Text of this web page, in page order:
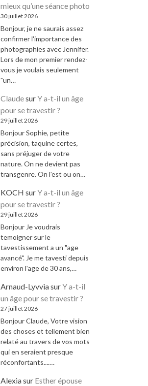
mieux qu’une séance photo
30 juillet 2026
Bonjour, je ne saurais assez
confirmer l'importance des
photographies avec Jennifer.
Lors de mon premier rendez-
vous je voulais seulement
"un…
ClaudesurY a-t-il un âge
pour se travestir ?
29 juillet 2026
Bonjour Sophie, petite
précision, taquine certes,
sans préjuger de votre
nature. On ne devient pas
transgenre. On l'est ou on…
KOCH surY a-t-il un âge
pour se travestir ?
29 juillet 2026
Bonjour Je voudrais
temoigner sur le
tavestissement a un "age
avancé". Je me tavesti depuis
environ l'age de 30 ans,…
Arnaud-LyvviasurY a-t-il
un âge pour se travestir ?
27 juillet 2026
Bonjour Claude, Votre vision
des choses et tellement bien
relaté au travers de vos mots
qui en seraient presque
réconfortants....…
Alexiasur Esther épouse